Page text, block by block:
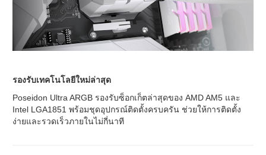
รองรับเทคโนโลยีใหม่ล่าสุด
Poseidon Ultra ARGB รองรับซ็อกเก็ตล่าสุดของ AMD AM5 และ
Intel LGA1851 พร้อมชุดอุปกรณ์ติดตั้งครบครัน ช่วยให้การติดตั้ง
ง่ายและรวดเร็วภายในไม่กี่นาที